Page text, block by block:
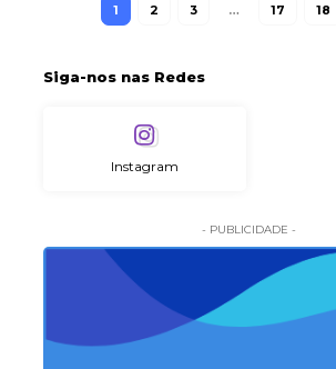
1 2 3 … 17 18
Siga-nos nas Redes
Instagram
- PUBLICIDADE -